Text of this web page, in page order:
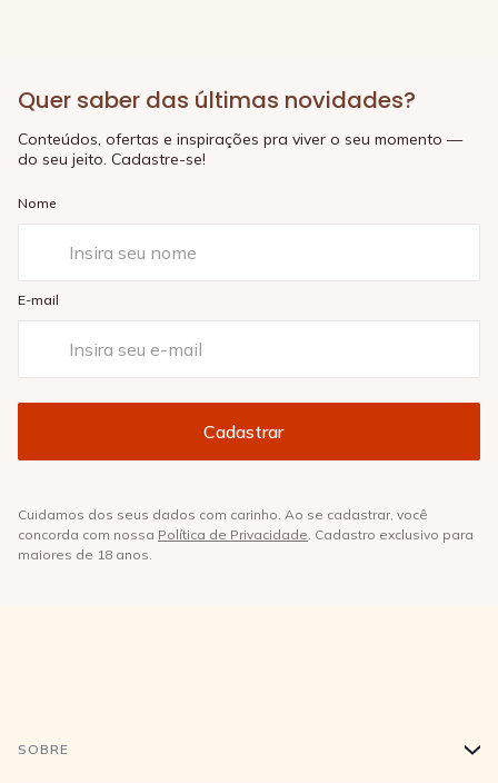
Quer saber das últimas novidades?
Conteúdos, ofertas e inspirações pra viver o seu momento —
do seu jeito. Cadastre-se!
Nome
E-mail
Cuidamos dos seus dados com carinho. Ao se cadastrar, você
concorda com nossa Política de Privacidade. Cadastro exclusivo para
maiores de 18 anos.
SOBRE +